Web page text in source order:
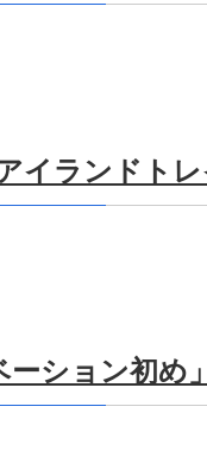
イランドトレ
ーション初め